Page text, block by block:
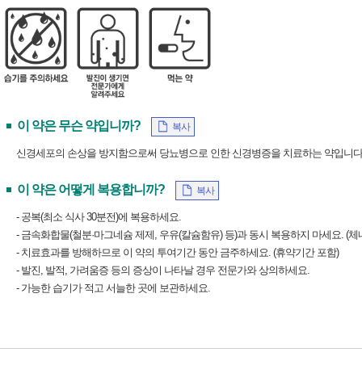
이 약은 무슨 약입니까? 복사
신경세포의 손상을 방지함으로써 당뇨병으로 인한 신경병증을 치료하는 약입니
이 약은 어떻게 복용합니까? 복사
- 공복(최소 식사 30분전)에 복용하세요.
- 금속화합물(철분·마그네슘 제제, 우유(칼슘함유) 등)과 동시 복용하지 마세요. (
- 치료효과를 방해하므로 이 약의 투여기간 동안 금주하세요. (휴약기간 포함)
- 발진, 발적, 가려움증 등의 증상이 나타날 경우 전문가와 상의하세요.
- 가능한 습기가 적고 서늘한 곳에 보관하세요.